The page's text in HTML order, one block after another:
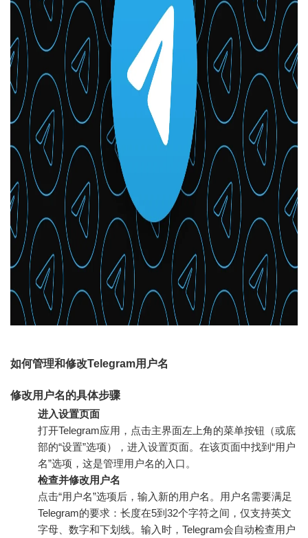
如何管理和修改Telegram用户名
修改用户名的具体步骤
进入设置页面
打开Telegram应用，点击主界面左上角的菜单按钮（或底
部的“设置”选项），进入设置页面。在该页面中找到“用户
名”选项，这是管理用户名的入口。
检查并修改用户名
点击“用户名”选项后，输入新的用户名。用户名需要满足
Telegram的要求：长度在5到32个字符之间，仅支持英文
字母、数字和下划线。输入时，Telegram会自动检查用户